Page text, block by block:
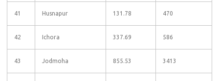
41 Husnapur 131.78 470
42 Ichora 337.69 586
43 Jodmoha 855.53 3413